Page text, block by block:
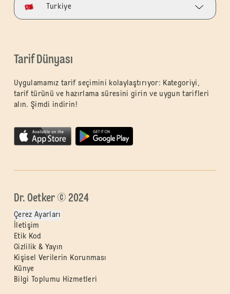
Turkiye
Tarif Dünyası
Uygulamamız tarif seçimini kolaylaştırıyor: Kategoriyi,
tarif türünü ve hazırlama süresini girin ve uygun tarifleri
alın. Şimdi indirin!
Dr. Oetker © 2024
Çerez Ayarları
İletişim
Etik Kod
Gizlilik & Yayın
Kişisel Verilerin Korunması
Künye
Bilgi Toplumu Hizmetleri